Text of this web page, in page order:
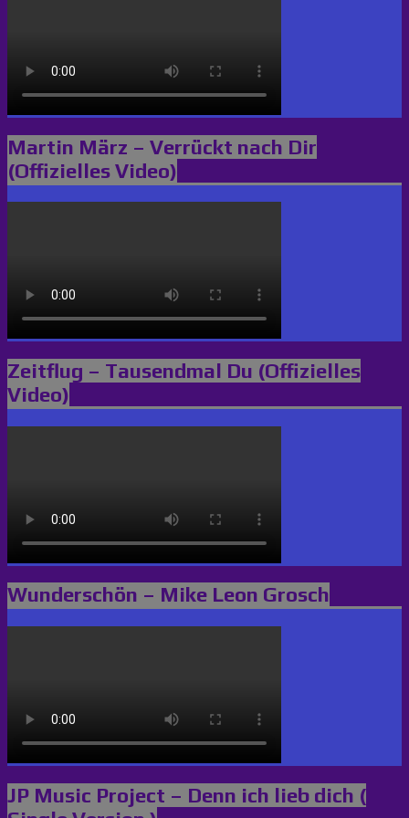
Martin März – Verrückt nach Dir
(Offizielles Video)
Zeitflug – Tausendmal Du (Offizielles
Video)
Wunderschön – Mike Leon Grosch
JP Music Project – Denn ich lieb dich (